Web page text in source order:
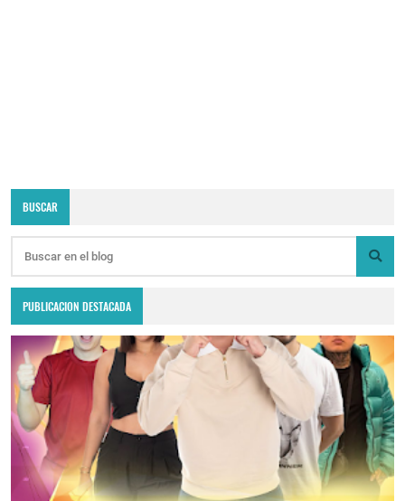
BUSCAR
PUBLICACION DESTACADA